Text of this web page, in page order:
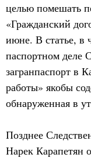
целью помешать
«Гражданский
июне. В статье, в
паспортном деле
загранпаспорт в
работы» якобы
обнаруженная в
Позднее
Нарек Карапетян